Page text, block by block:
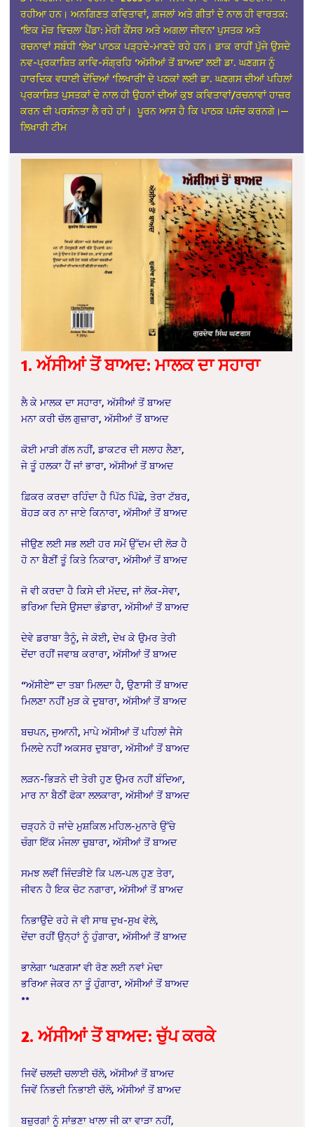
ਰਹੀਆ ਹਨ। ਅਨਗਿਣਤ ਕਵਿਤਾਵਾਂ, ਗ਼ਜਲਾਂ ਅਤੇ ਗੀਤਾਂ ਦੇ ਨਾਲ ਹੀ ਵਾਰਤਕ:
‘ਇਕ ਮੋੜ ਵਿਚਲਾ ਪੈਂਡਾ: ਮੇਰੀ ਕੈਂਸਰ ਅਤੇ ਅਗਲਾ ਜੀਵਨ’ ਪੁਸਤਕ ਅਤੇ
ਰਚਨਾਵਾਂ ਸਬੰਧੀ ‘ਲੇਖ’ ਪਾਠਕ ਪੜ੍ਹਦੇ-ਮਾਣਦੇ ਰਹੇ ਹਨ।ਡਾਕ ਰਾਹੀਂ ਪੁੱਜੇ ਉਸਦੇ
ਨਵ-ਪ੍ਰਕਾਸ਼ਿਤ ਕਾਵਿ-ਸੰਗ੍ਰਹਿ ‘ਅੱਸੀਆਂ ਤੋਂ ਬਾਅਦ’ ਲਈ ਡਾ. ਘਣਗਸ ਨੂੰ
ਹਾਰਦਿਕ ਵਧਾਈ ਦੇਂਦਿਆਂ ‘ਲਿਖਾਰੀ’ ਦੇ ਪਠਕਾਂ ਲਈ ਡਾ. ਘਣਗਸ ਦੀਆਂ ਪਹਿਲਾਂ
ਪ੍ਰਕਾਸ਼ਿਤ ਪੁਸਤਕਾਂ ਦੇ ਨਾਲ ਹੀ ਉਹਨਾਂ ਦੀਆਂ ਕੁਝ ਕਵਿਤਾਵਾਂ/ਰਚਨਾਵਾਂ ਹਾਜ਼ਰ
ਕਰਨ ਦੀ ਪਰਸੰਨਤਾ ਲੈ ਰਹੇ ਹਾਂ। ਪੂਰਨ ਆਸ ਹੈ ਕਿ ਪਾਠਕ ਪਸੰਦ ਕਰਨਗੇ।—
ਲਿਖਾਰੀ ਟੀਮ
1. ਅੱਸੀਆਂ ਤੋਂ ਬਾਅਦ: ਮਾਲਕ ਦਾ ਸਹਾਰਾ
ਲੈ ਕੇ ਮਾਲਕ ਦਾ ਸਹਾਰਾ, ਅੱਸੀਆਂ ਤੋਂ ਬਾਅਦ
ਮਨਾ ਕਰੀ ਚੱਲ ਗੁਜ਼ਾਰਾ, ਅੱਸੀਆਂ ਤੋਂ ਬਾਅਦ
ਕੋਈ ਮਾੜੀ ਗੱਲ ਨਹੀਂ, ਡਾਕਟਰ ਦੀ ਸਲਾਹ ਲੈਣਾ,
ਜੇ ਤੂੰ ਹਲਕਾ ਹੈਂ ਜਾਂ ਭਾਰਾ, ਅੱਸੀਆਂ ਤੋਂ ਬਾਅਦ
ਫ਼ਿਕਰ ਕਰਦਾ ਰਹਿੰਦਾ ਹੈ ਪਿੱਠ ਪਿੱਛੇ, ਤੇਰਾ ਟੱਬਰ,
ਬੋਹੜ ਕਰ ਨਾ ਜਾਏ ਕਿਨਾਰਾ, ਅੱਸੀਆਂ ਤੋਂ ਬਾਅਦ
ਜੀਉਣ ਲਈ ਸਭ ਲਈ ਹਰ ਸਮੇਂ ਉੱਦਮ ਦੀ ਲੋੜ ਹੈ
ਹੋ ਨਾ ਬੈਣੀਂ ਤੂੰ ਕਿਤੇ ਨਿਕਾਰਾ, ਅੱਸੀਆਂ ਤੋਂ ਬਾਅਦ
ਜੋ ਵੀ ਕਰਦਾ ਹੈ ਕਿਸੇ ਦੀ ਮੱਦਦ, ਜਾਂ ਲੋਕ-ਸੇਵਾ,
ਭਰਿਆ ਦਿਸੇ ਉਸਦਾ ਭੰਡਾਰਾ, ਅੱਸੀਆਂ ਤੋਂ ਬਾਅਦ
ਦੇਵੇ ਡਰਾਬਾ ਤੈਨੂੰ, ਜੇ ਕੋਈ, ਦੇਖ ਕੇ ਉਮਰ ਤੇਰੀ
ਦੇਂਦਾ ਰਹੀਂ ਜਵਾਬ ਕਰਾਰਾ, ਅੱਸੀਆਂ ਤੋਂ ਬਾਅਦ
“ਅੱਸੀਏ” ਦਾ ਤਬਾ ਮਿਲਦਾ ਹੈ, ਉਣਾਸੀ ਤੋਂ ਬਾਅਦ
ਮਿਲਣਾ ਨਹੀਂ ਮੁੜ ਕੇ ਦੁਬਾਰਾ, ਅੱਸੀਆਂ ਤੋਂ ਬਾਅਦ
ਬਚਪਨ, ਜੁਆਨੀ, ਮਾਪੇ ਅੱਸੀਆਂ ਤੋਂ ਪਹਿਲਾਂ ਜੈਸੇ
ਮਿਲਦੇ ਨਹੀਂ ਅਕਸਰ ਦੁਬਾਰਾ, ਅੱਸੀਆਂ ਤੋਂ ਬਾਅਦ
ਲੜਨ-ਭਿੜਨੇ ਦੀ ਤੇਰੀ ਹੁਣ ਉਮਰ ਨਹੀਂ ਬੰਦਿਆ,
ਮਾਰ ਨਾ ਬੈਠੀਂ ਫੋਕਾ ਲਲਕਾਰਾ, ਅੱਸੀਆਂ ਤੋਂ ਬਾਅਦ
ਚੜ੍ਹਨੇ ਹੋ ਜਾਂਦੇ ਮੁਸ਼ਕਿਲ ਮਹਿਲ-ਮੁਨਾਰੇ ਉੱਚੇ
ਚੰਗਾ ਇੱਕ ਮੰਜਲਾ ਚੁਬਾਰਾ, ਅੱਸੀਆਂ ਤੋਂ ਬਾਅਦ
ਸਮਝ ਲਵੀਂ ਜਿੰਦੜੀਏ ਕਿ ਪਲ-ਪਲ ਹੁਣ ਤੇਰਾ,
ਜੀਵਨ ਹੈ ਇਕ ਚੋਟ ਨਗਾਰਾ, ਅੱਸੀਆਂ ਤੋਂ ਬਾਅਦ
ਨਿਭਾਉਂਦੇ ਰਹੇ ਜੋ ਵੀ ਸਾਥ ਦੁਖ-ਸੁਖ ਵੇਲੇ,
ਦੇਂਦਾ ਰਹੀਂ ਉਨ੍ਹਾਂ ਨੂੰ ਹੁੰਗਾਰਾ, ਅੱਸੀਆਂ ਤੋਂ ਬਾਅਦ
ਭਾਲੇਗਾ ‘ਘਣਗਸ’ ਵੀ ਰੋਣ ਲਈ ਨਵਾਂ ਮੋਢਾ
ਭਰਿਆ ਜੇਕਰ ਨਾ ਤੂੰ ਹੁੰਗਾਰਾ, ਅੱਸੀਆਂ ਤੋਂ ਬਾਅਦ
**
2. ਅੱਸੀਆਂ ਤੋਂ ਬਾਅਦ: ਚੁੱਪ ਕਰਕੇ
ਜਿਵੇਂ ਚਲਦੀ ਚਲਾਈ ਚੱਲੋ, ਅੱਸੀਆਂ ਤੋਂ ਬਾਅਦ
ਜਿਵੇਂ ਨਿਭਦੀ ਨਿਭਾਈ ਚੱਲੋ, ਅੱਸੀਆਂ ਤੋਂ ਬਾਅਦ
ਬਜ਼ੁਰਗਾਂ ਨੂੰ ਸਾਂਭਣਾ ਖਾਲਾ ਜੀ ਕਾ ਵਾੜਾ ਨਹੀਂ,